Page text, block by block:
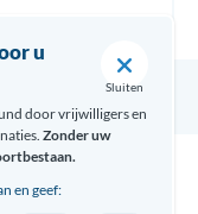
u
Sluiten
door vrijwilligers en
Zonder uw
en geef: